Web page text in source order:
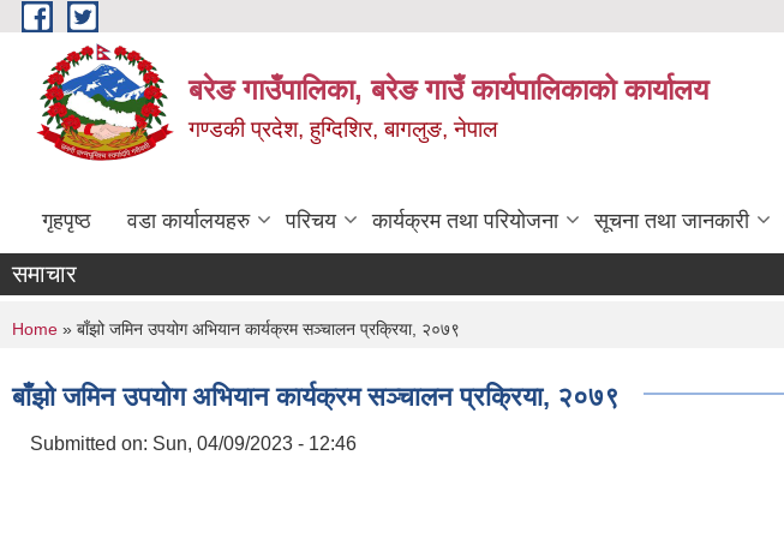
Skip to main content
बरेङ गाउँपालिका, बरेङ गाउँ कार्यपालिकाको कार्यालय
गण्डकी प्रदेश, हुग्दिशिर, बागलुङ, नेपाल
गृहपृष्ठ वडा कार्यालयहरु परिचय कार्यक्रम तथा परियोजना सूचना तथा जानकारी
समाचार
You are here
Home » बाँझो जमिन उपयोग अभियान कार्यक्रम सञ्चालन प्रक्रिया, २०७९
बाँझो जमिन उपयोग अभियान कार्यक्रम सञ्चालन प्रक्रिया, २०७९
Submitted on: Sun, 04/09/2023 - 12:46